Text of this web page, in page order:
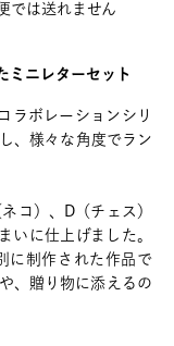
では送れません
ミニレターセット
ラボレーションシリ
、様々な角度でラン
コ）、D（チェス）
いに仕上げました。
に制作された作品で
、贈り物に添えるの